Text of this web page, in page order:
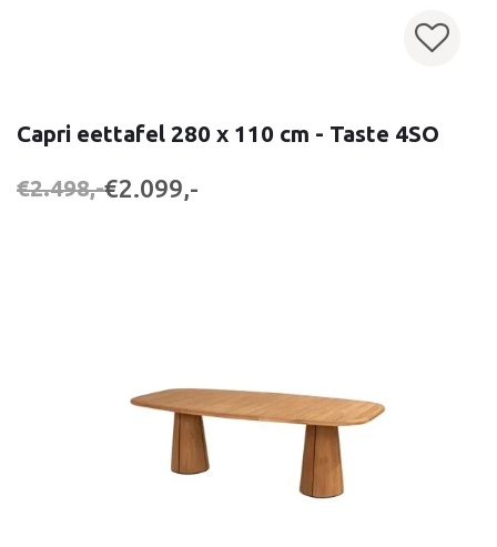
Capri eettafel 280 x 110 cm - Taste 4SO
€2.498,-€2.099,-